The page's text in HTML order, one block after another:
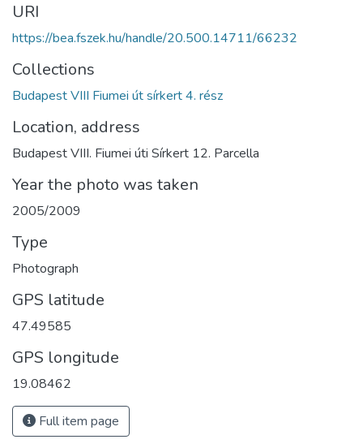
URI
https://bea.fszek.hu/handle/20.500.14711/66232
Collections
Budapest VIII Fiumei út sírkert 4. rész
Location, address
Budapest VIII. Fiumei úti Sírkert 12. Parcella
Year the photo was taken
2005/2009
Type
Photograph
GPS latitude
47.49585
GPS longitude
19.08462
Full item page